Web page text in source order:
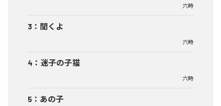
六時
3 ： 聞くよ
六時
4 ： 迷子の子猫
六時
5 ： あの子